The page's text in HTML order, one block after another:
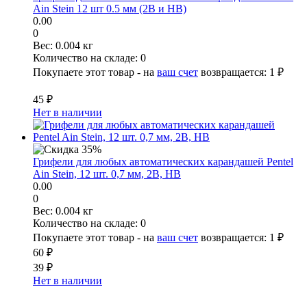
Ain Stein 12 шт 0.5 мм (2B и HB)
0.00
0
Вес: 0.004 кг
Количество на складе: 0
Покупаете этот товар - на ваш счет возвращается: 1 ₽
45 ₽
Нет в наличии
Грифели для любых автоматических карандашей Pentel
Ain Stein, 12 шт. 0,7 мм, 2B, HB
0.00
0
Вес: 0.004 кг
Количество на складе: 0
Покупаете этот товар - на ваш счет возвращается: 1 ₽
60 ₽
39 ₽
Нет в наличии